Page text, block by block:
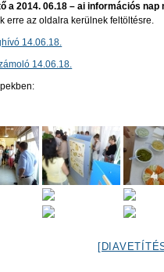
a 2014. 06.18 – ai információs
erre az oldalra kerülnek feltöltésre.
14.06.18.
14.06.18.